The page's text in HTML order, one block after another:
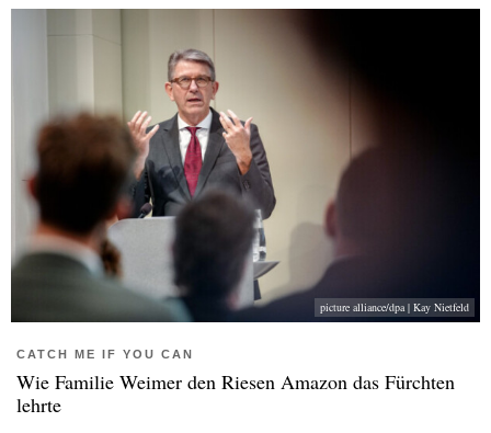
picture alliance/dpa | Kay Nietfeld
CATCH ME IF YOU CAN
Wie Familie Weimer den Riesen Amazon das Fürchten
lehrte